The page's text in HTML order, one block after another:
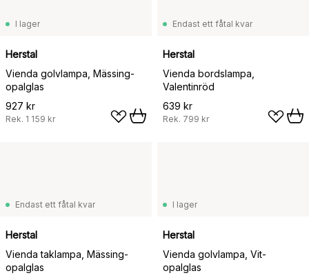
I lager
Herstal
Vienda golvlampa, Mässing-
opalglas
927 kr
Rek. 1 159 kr
Endast ett fåtal kvar
Herstal
Vienda bordslampa,
Valentinröd
639 kr
Rek. 799 kr
Endast ett fåtal kvar
Herstal
Vienda taklampa, Mässing-
opalglas
I lager
Herstal
Vienda golvlampa, Vit-
opalglas